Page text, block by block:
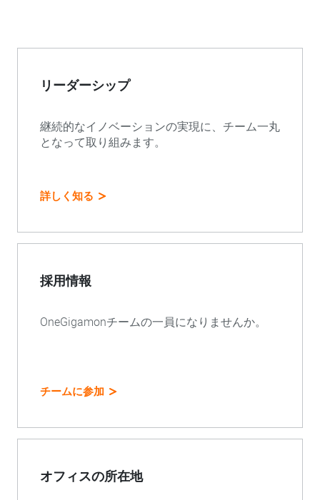
リーダーシップ
継続的なイノベーションの実現に、チーム一丸
となって取り組みます。
詳しく知る
採用情報
OneGigamonチームの一員になりませんか。
チームに参加
オフィスの所在地